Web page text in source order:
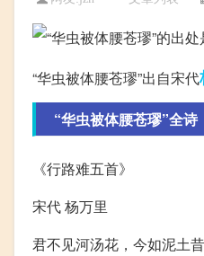
“华虫被体腰苍璆”出自宋代
“华虫被体腰苍璆”全诗
《行路难五首》
宋代 杨万里
君不见河汤花，今如泥土昔